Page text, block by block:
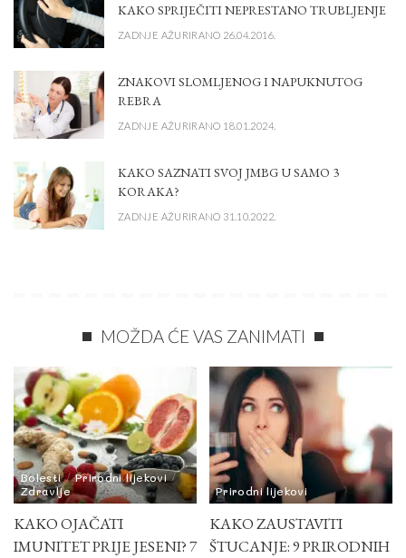
KAKO SPRIJEČITI NEPRESTANO TRUBLJENJE
ZADNJE AŽURIRANO 26.04.2016.
ZNAKOVI SLOMLJENOG I NAPUKNUTOG
REBRA
ZADNJE AŽURIRANO 18.01.2024.
KAKO SAZNATI SVOJ JMBG U SAMO 3
KORAKA?
ZADNJE AŽURIRANO 31.10.2022.
MOŽDA ĆE VAS ZANIMATI
Bolesti
Prirodni lijekovi
Zdravlje
KAKO OJAČATI
IMUNITET PRIJE JESENI? 7
Prirodni lijekovi
KAKO ZAUSTAVITI
ŠTUCANJE: 9 PRIRODNIH